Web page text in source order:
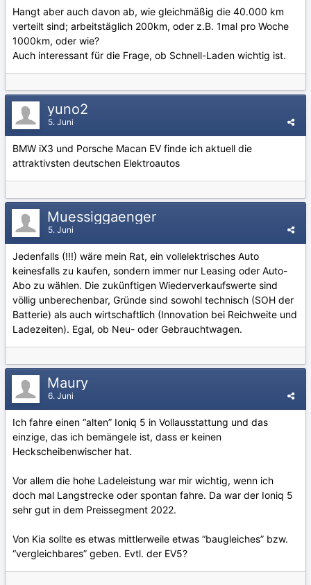
Hangt aber auch davon ab, wie gleichmäßig die 40.000 km
verteilt sind; arbeitstäglich 200km, oder z.B. 1mal pro Woche
1000km, oder wie?
Auch interessant für die Frage, ob Schnell-Laden wichtig ist.
yuno2
5. Juni
BMW iX3 und Porsche Macan EV finde ich aktuell die
attraktivsten deutschen Elektroautos
Muessiggaenger
5. Juni
Jedenfalls (!!!) wäre mein Rat, ein vollelektrisches Auto
keinesfalls zu kaufen, sondern immer nur Leasing oder Auto-
Abo zu wählen. Die zukünftigen Wiederverkaufswerte sind
völlig unberechenbar, Gründe sind sowohl technisch (SOH der
Batterie) als auch wirtschaftlich (Innovation bei Reichweite und
Ladezeiten). Egal, ob Neu- oder Gebrauchtwagen.
Maury
6. Juni
Ich fahre einen “alten” Ioniq 5 in Vollausstattung und das
einzige, das ich bemängele ist, dass er keinen
Heckscheibenwischer hat.
Vor allem die hohe Ladeleistung war mir wichtig, wenn ich
doch mal Langstrecke oder spontan fahre. Da war der Ioniq 5
sehr gut in dem Preissegment 2022.
Von Kia sollte es etwas mittlerweile etwas “baugleiches” bzw.
“vergleichbares” geben. Evtl. der EV5?